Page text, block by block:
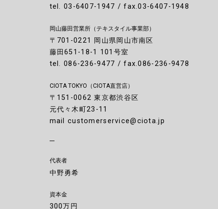
tel. 03-6407-1947 / fax.03-6407-1948
岡山藤田営業所（テキスタイル事業部）
〒701-0221 岡山県岡山市南区
藤田651-18-1 101号室
tel. 086-236-9477 / fax.086-236-9478
CIOTA TOKYO （CIOTA直営店）
〒151-0062 東京都渋谷区
元代々木町23-11
mail customerservice@ciota.jp
代表者
中野勇希
資本金
300万円